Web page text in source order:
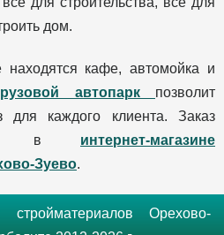
дом.
находятся кафе, автомойка и
автопарк позволит
для каждого клиента. Заказ
в интернет-магазине
Зуево.
стройматериалов Орехово-